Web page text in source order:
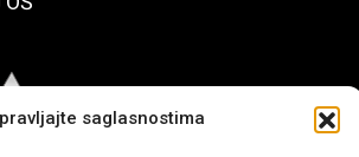
saglasnostima